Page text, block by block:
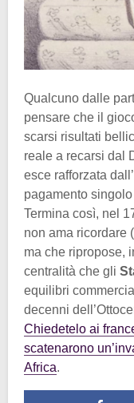
Qualcuno dalle
pensare che il
scarsi risultati
reale a recarsi dal
esce rafforzata
pagamento
Termina così, nel
non ama ricordare
ma che ripropose,
centralità che gli
equilibri
decenni
Chiedetelo ai
scatenarono
Africa.